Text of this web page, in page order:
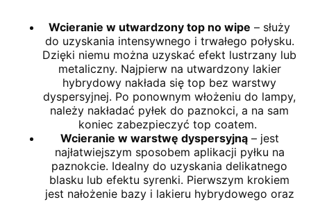
Wcieranie w utwardzony top no wipe – służy
do uzyskania intensywnego i trwałego połysku.
Dzięki niemu można uzyskać efekt lustrzany lub
metaliczny. Najpierw na utwardzony lakier
hybrydowy nakłada się top bez warstwy
dyspersyjnej. Po ponownym włożeniu do lampy,
należy nakładać pyłek do paznokci, a na sam
koniec zabezpieczyć top coatem.
Wcieranie w warstwę dyspersyjną– jest
najłatwiejszym sposobem aplikacji pyłku na
paznokcie. Idealny do uzyskania delikatnego
blasku lub efektu syrenki. Pierwszym krokiem
jest nałożenie bazy i lakieru hybrydowego oraz